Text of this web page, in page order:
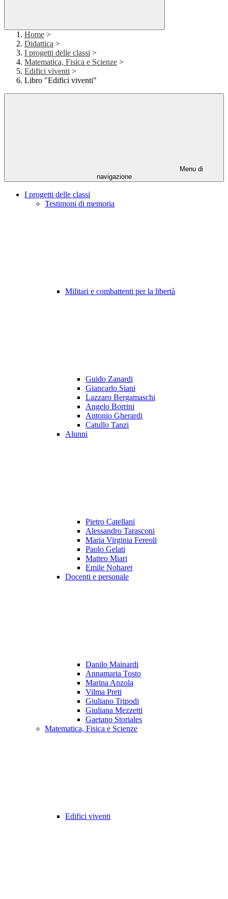
Home >
Didattica >
I progetti delle classi >
Matematica, Fisica e Scienze >
Edifici viventi >
Libro "Edifici viventi"
Menu di
navigazione
I progetti delle classi
Testimoni di memoria
Militari e combattenti per la libertà
Guido Zanardi
Giancarlo Siani
Lazzaro Bergamaschi
Angelo Borrini
Antonio Gherardi
Catullo Tanzi
Alunni
Pietro Catellani
Alessandro Tarasconi
Maria Virginia Fereoli
Paolo Gelati
Matteo Miari
Emile Noharet
Docenti e personale
Danilo Mainardi
Annamaria Tosto
Marina Anzola
Vilma Preti
Giuliano Tripodi
Giuliana Mezzetti
Gaetano Storiales
Matematica, Fisica e Scienze
Edifici viventi